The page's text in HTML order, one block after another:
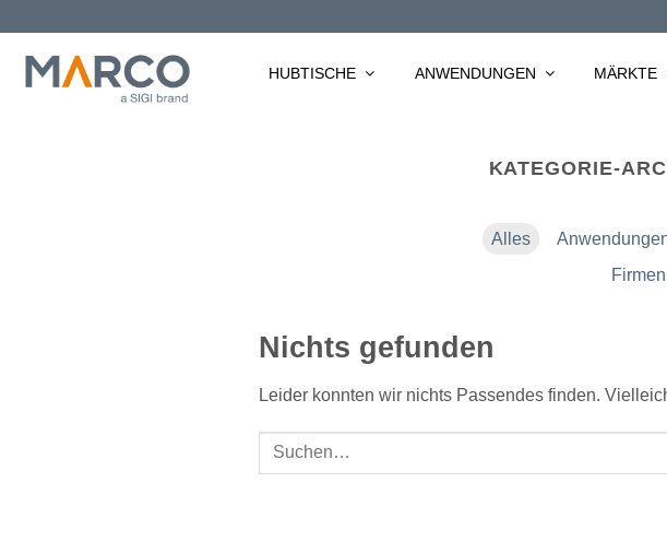
springen
HUBTISCHE ANWENDUNGEN MÄRKTE
KATEGORIE-
Alles
Nichts gefunden
Leider konnten wir nichts Passendes finden.